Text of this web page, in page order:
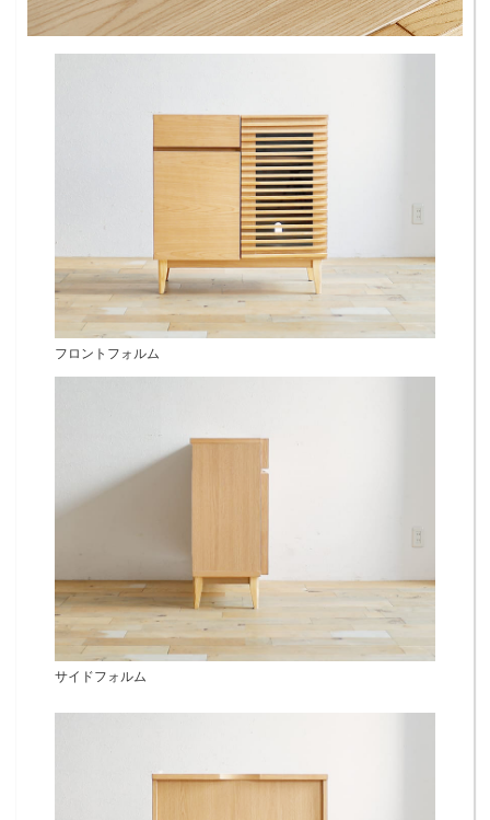
フロントフォルム
サイドフォルム